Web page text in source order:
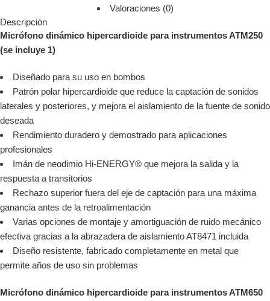
Valoraciones (0)
Descripción
Micrófono dinámico hipercardioide para instrumentos ATM250
(se incluye 1)
Diseñado para su uso en bombos
Patrón polar hipercardioide que reduce la captación de sonidos
laterales y posteriores, y mejora el aislamiento de la fuente de sonido
deseada
Rendimiento duradero y demostrado para aplicaciones
profesionales
Imán de neodimio Hi-ENERGY® que mejora la salida y la
respuesta a transitorios
Rechazo superior fuera del eje de captación para una máxima
ganancia antes de la retroalimentación
Varias opciones de montaje y amortiguación de ruido mecánico
efectiva gracias a la abrazadera de aislamiento AT8471 incluida
Diseño resistente, fabricado completamente en metal que
permite años de uso sin problemas
Micrófono dinámico hipercardioide para instrumentos ATM650